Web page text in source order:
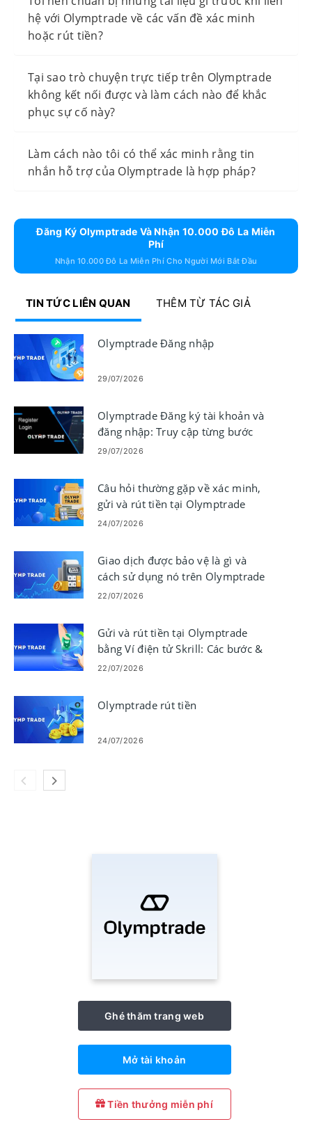
hệ với Olymptrade về các vấn đề xác minh
hoặc rút tiền?
Tại sao trò chuyện trực tiếp trên Olymptrade
không kết nối được và làm cách nào để khắc
phục sự cố này?
Làm cách nào tôi có thể xác minh rằng tin
nhắn hỗ trợ của Olymptrade là hợp pháp?
Đăng Ký Olymptrade Và Nhận 10.000 Đô La Miễn
Phí
Nhận 10.000 Đô La Miễn Phí Cho Người Mới Bắt Đầu
TIN TỨC LIÊN QUAN THÊM TỪ TÁC GIẢ
Olymptrade Đăng nhập
29/07/2026
Olymptrade Đăng ký tài khoản và
đăng nhập: Truy cập từng bước
29/07/2026
Câu hỏi thường gặp về xác minh,
gửi và rút tiền tại Olymptrade
24/07/2026
Giao dịch được bảo vệ là gì và
cách sử dụng nó trên Olymptrade
22/07/2026
Gửi và rút tiền tại Olymptrade
bằng Ví điện tử Skrill: Các bước &
giới hạn
22/07/2026
Olymptrade rút tiền
24/07/2026
Ghé thăm trang web
Mở tài khoản
Tiền thưởng miễn phí